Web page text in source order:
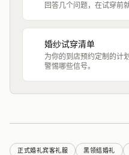
回答几个问题，在试穿前
婚纱试穿清单
为你的到店预约定制的计
警惕哪些信号。
正式婚礼宾客礼服 黑领结婚礼